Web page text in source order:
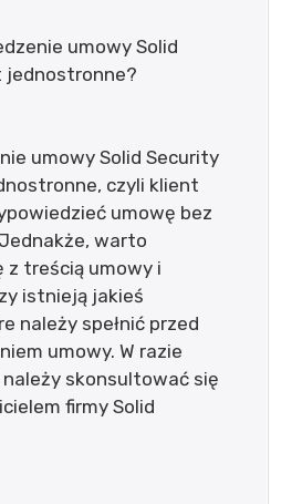
umowy Solid
jednostronne?
umowy Solid Security
czyli klient
umowę bez
warto
z treścią umowy i
istnieją jakieś
należy spełnić przed
umowy. W razie
skonsultować się
firmy Solid